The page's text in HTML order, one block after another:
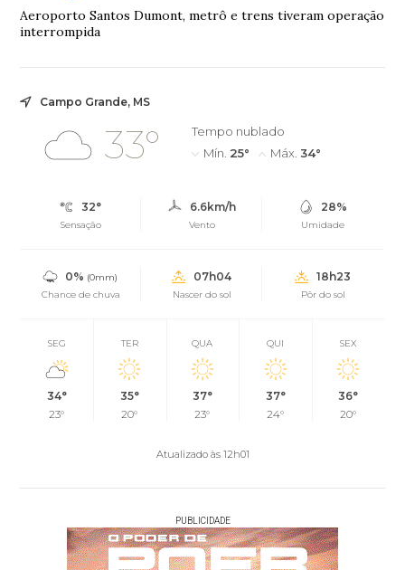
Aeroporto Santos Dumont, metrô e trens tiveram operação
interrompida
Campo Grande, MS
33°
Tempo nublado
Mín. 25° Máx. 34°
32°
Sensação
6.6km/h
Vento
28%
Umidade
0% (0mm)
Chance de chuva
07h04
Nascer do sol
18h23
Pôr do sol
SEG
34°
23°
TER
35°
20°
QUA
37°
23°
QUI
37°
24°
SEX
36°
20°
Atualizado às 12h01
PUBLICIDADE